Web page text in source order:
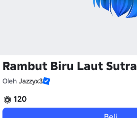
Rambut Biru Laut Sutra
Oleh Jazzyx3
120